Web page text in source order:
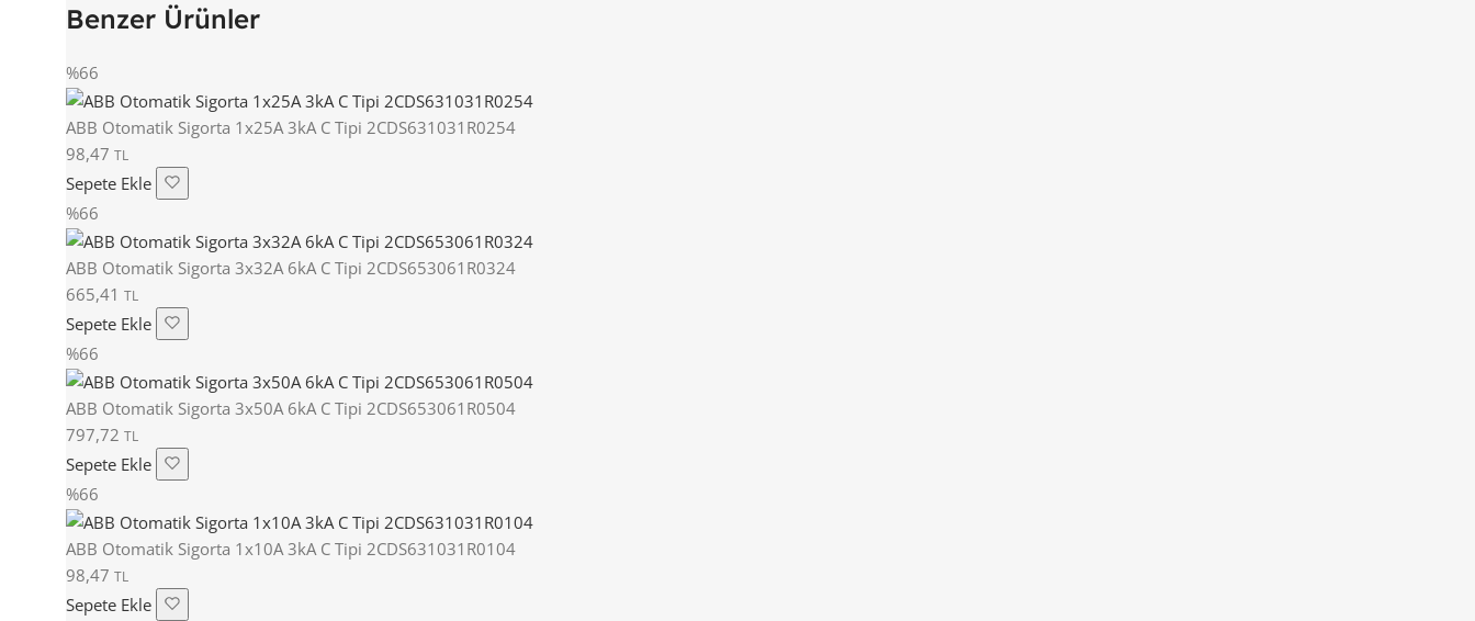
Benzer Ürünler
%66
ABB Otomatik Sigorta 1x25A 3kA C Tipi 2CDS631031R0254
98,47 TL
Sepete Ekle
%66
ABB Otomatik Sigorta 3x32A 6kA C Tipi 2CDS653061R0324
665,41 TL
Sepete Ekle
%66
ABB Otomatik Sigorta 3x50A 6kA C Tipi 2CDS653061R0504
797,72 TL
Sepete Ekle
%66
ABB Otomatik Sigorta 1x10A 3kA C Tipi 2CDS631031R0104
98,47 TL
Sepete Ekle